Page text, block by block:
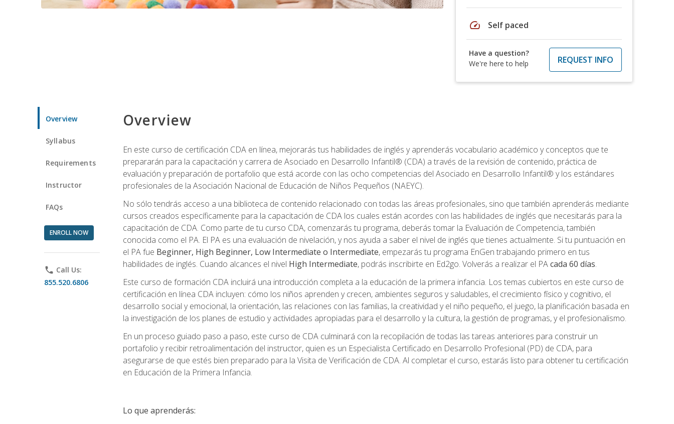
speed Self paced
Have a question?
We're here to help
REQUEST INFO
Overview
Syllabus
Requirements
Instructor
FAQs
ENROLL NOW
phone Call Us:
855.520.6806
Overview
En este curso de certificación CDA en línea, mejorarás tus habilidades de inglés y aprenderás vocabulario académico y conceptos que te
prepararán para la capacitación y carrera de Asociado en Desarrollo Infantil® (CDA) a través de la revisión de contenido, práctica de
evaluación y preparación de portafolio que está acorde con las ocho competencias del Asociado en Desarrollo Infantil® y los estándares
profesionales de la Asociación Nacional de Educación de Niños Pequeños (NAEYC).
No sólo tendrás acceso a una biblioteca de contenido relacionado con todas las áreas profesionales, sino que también aprenderás mediante
cursos creados específicamente para la capacitación de CDA los cuales están acordes con las habilidades de inglés que necesitarás para la
capacitación de CDA. Como parte de tu curso CDA, comenzarás tu programa, deberás tomar la Evaluación de Competencia, también
conocida como el PA. El PA es una evaluación de nivelación, y nos ayuda a saber el nivel de inglés que tienes actualmente. Si tu puntuación en
el PA fue Beginner, High Beginner, Low Intermediate o Intermediate, empezarás tu programa EnGen trabajando primero en tus
habilidades de inglés. Cuando alcances el nivel High Intermediate, podrás inscribirte en Ed2go. Volverás a realizar el PAcada 60 días.
Este curso de formación CDA incluirá una introducción completa a la educación de la primera infancia. Los temas cubiertos en este curso de
certificación en línea CDA incluyen: cómo los niños aprenden y crecen, ambientes seguros y saludables, el crecimiento físico y cognitivo, el
desarrollo social y emocional, la orientación, las relaciones con las familias, la creatividad y el niño pequeño, el juego, la planificación basada en
la investigación de los planes de estudio y actividades apropiadas para el desarrollo y la cultura, la gestión de programas, y el profesionalismo.
En un proceso guiado paso a paso, este curso de CDA culminará con la recopilación de todas las tareas anteriores para construir un
portafolio y recibir retroalimentación del instructor, quien es un Especialista Certificado en Desarrollo Profesional (PD) de CDA, para
asegurarse de que estés bien preparado para la Visita de Verificación de CDA. Al completar el curso, estarás listo para obtener tu certificación
en Educación de la Primera Infancia.
Lo que aprenderás: